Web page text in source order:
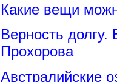
Какие вещи
Верность
Прохорова
Австралийские